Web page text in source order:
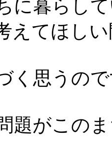
に暮らし
てほしい
く思うの
題がこの